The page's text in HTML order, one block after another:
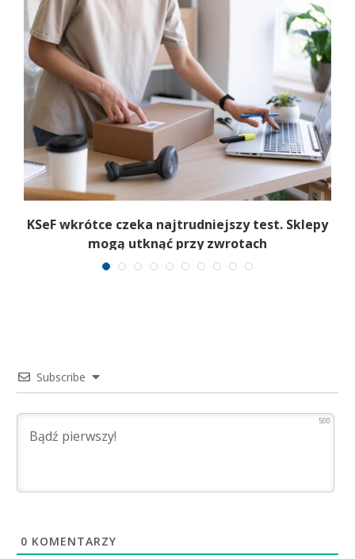
KSeF wkrótce czeka najtrudniejszy test. Sklepy
mogą utknąć przy zwrotach
Subscribe
500
0 KOMENTARZY